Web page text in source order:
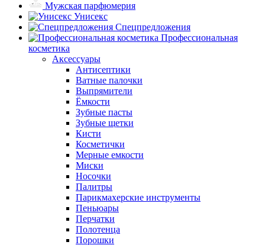
Мужская парфюмерия
Унисекс
Спецпредложения
Профессиональная
косметика
Аксессуары
Антисептики
Ватные палочки
Выпрямители
Ёмкости
Зубные пасты
Зубные щетки
Кисти
Косметички
Мерные емкости
Миски
Носочки
Палитры
Парикмахерские инструменты
Пеньюары
Перчатки
Полотенца
Порошки